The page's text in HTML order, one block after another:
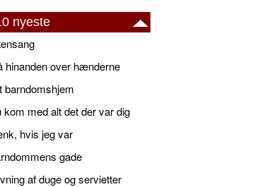
nyeste
hinanden over hænderne
barndomshjem
kom med alt det der var dig
hvis jeg var
gade
af duge og servietter